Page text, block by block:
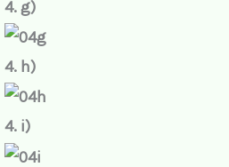
4. g)
4. h)
4. i)